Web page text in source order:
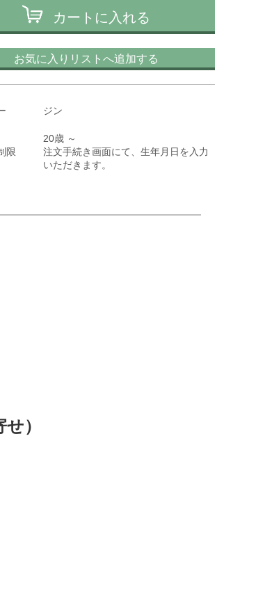
カートに入れる
お気に入りリストへ追加する
ジン
限
20歳 ～
注文手続き画面にて、生年月日を入力
いただきます。
）